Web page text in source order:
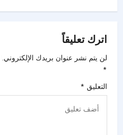
اترك تعليقاً
لن يتم نشر عنوان بريدك الإلكتروني.
*
التعليق *